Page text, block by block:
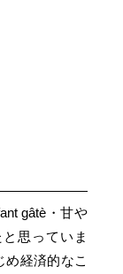
gâtè・甘や
思っていま
経済的なこ